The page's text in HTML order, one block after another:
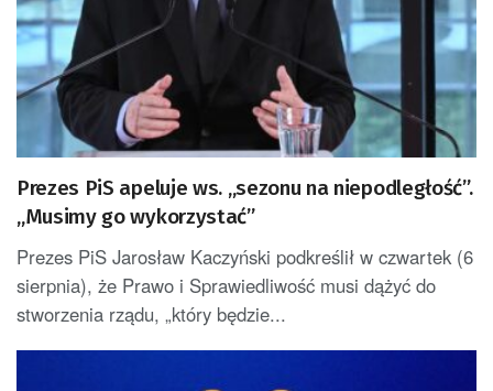
Prezes PiS apeluje ws. „sezonu na niepodległość”.
„Musimy go wykorzystać”
Prezes PiS Jarosław Kaczyński podkreślił w czwartek (6
sierpnia), że Prawo i Sprawiedliwość musi dążyć do
stworzenia rządu, „który będzie...